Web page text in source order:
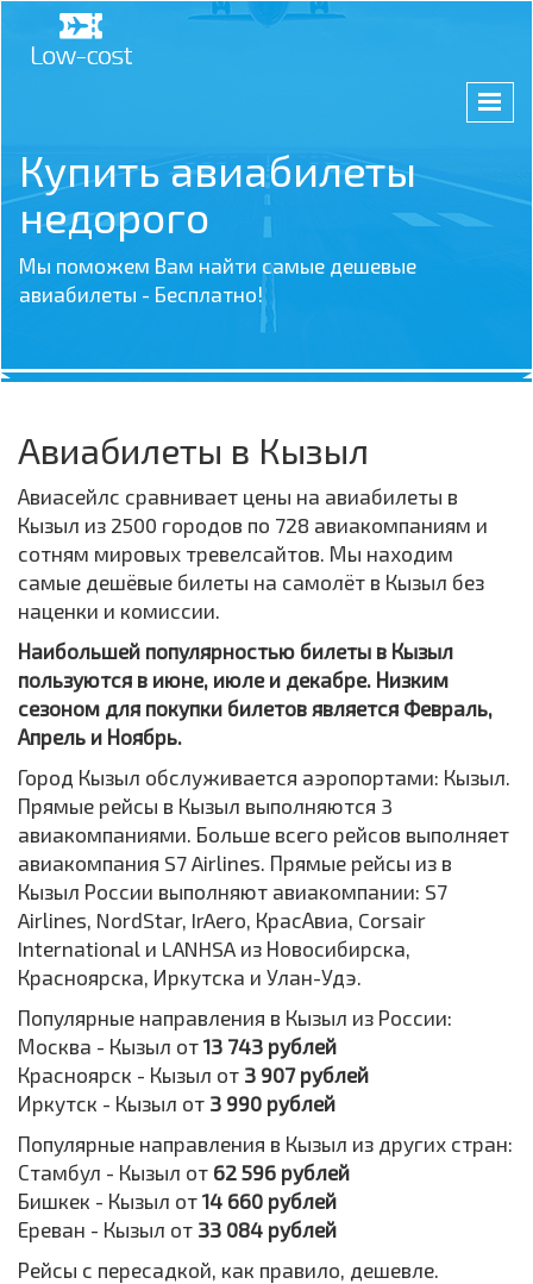
Купить авиабилеты
недорого
Мы поможем Вам найти самые дешевые
авиабилеты - Бесплатно!
Авиабилеты в Кызыл
Авиасейлс сравнивает цены на авиабилеты в
Кызыл из 2500 городов по 728 авиакомпаниям и
сотням мировых тревелсайтов. Мы находим
самые дешёвые билеты на самолёт в Кызыл без
наценки и комиссии.
Наибольшей популярностью билеты в Кызыл
пользуются в июне, июле и декабре. Низким
сезоном для покупки билетов является Февраль,
Апрель и Ноябрь.
Город Кызыл обслуживается аэропортами: Кызыл.
Прямые рейсы в Кызыл выполняются 3
авиакомпаниями. Больше всего рейсов выполняет
авиакомпания S7 Airlines. Прямые рейсы из в
Кызыл России выполняют авиакомпании: S7
Airlines, NordStar, IrAero, КрасАвиа, Corsair
International и LANHSA из Новосибирска,
Красноярска, Иркутска и Улан-Удэ.
Популярные направления в Кызыл из России:
Москва - Кызыл от 13 743 рублей
Красноярск - Кызыл от 3 907 рублей
Иркутск - Кызыл от 3 990 рублей
Популярные направления в Кызыл из других стран:
Стамбул - Кызыл от 62 596 рублей
Бишкек - Кызыл от 14 660 рублей
Ереван - Кызыл от 33 084 рублей
Рейсы с пересадкой, как правило, дешевле.